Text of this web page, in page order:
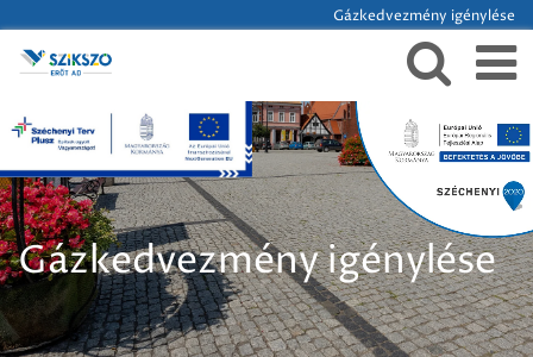
Gázkedvezmény igénylése
Gázkedvezmény igénylése